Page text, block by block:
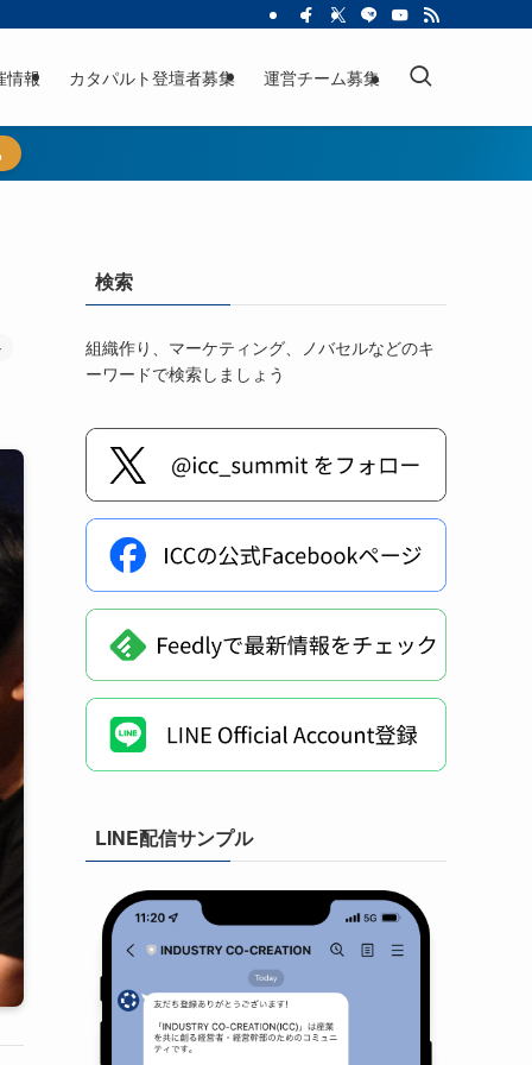
情報 カタパルト登壇者募集 運営チーム募集
検索
組織作り、マーケティング、ノバセルなどのキ
ーワードで検索しましょう
LINE配信サンプル